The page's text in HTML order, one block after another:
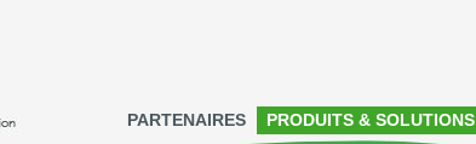
PARTENAIRES PRODUITS & SOLUTIONS